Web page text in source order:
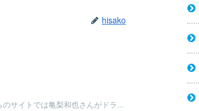
hisako
サイトでは亀梨和也さんがドラ...